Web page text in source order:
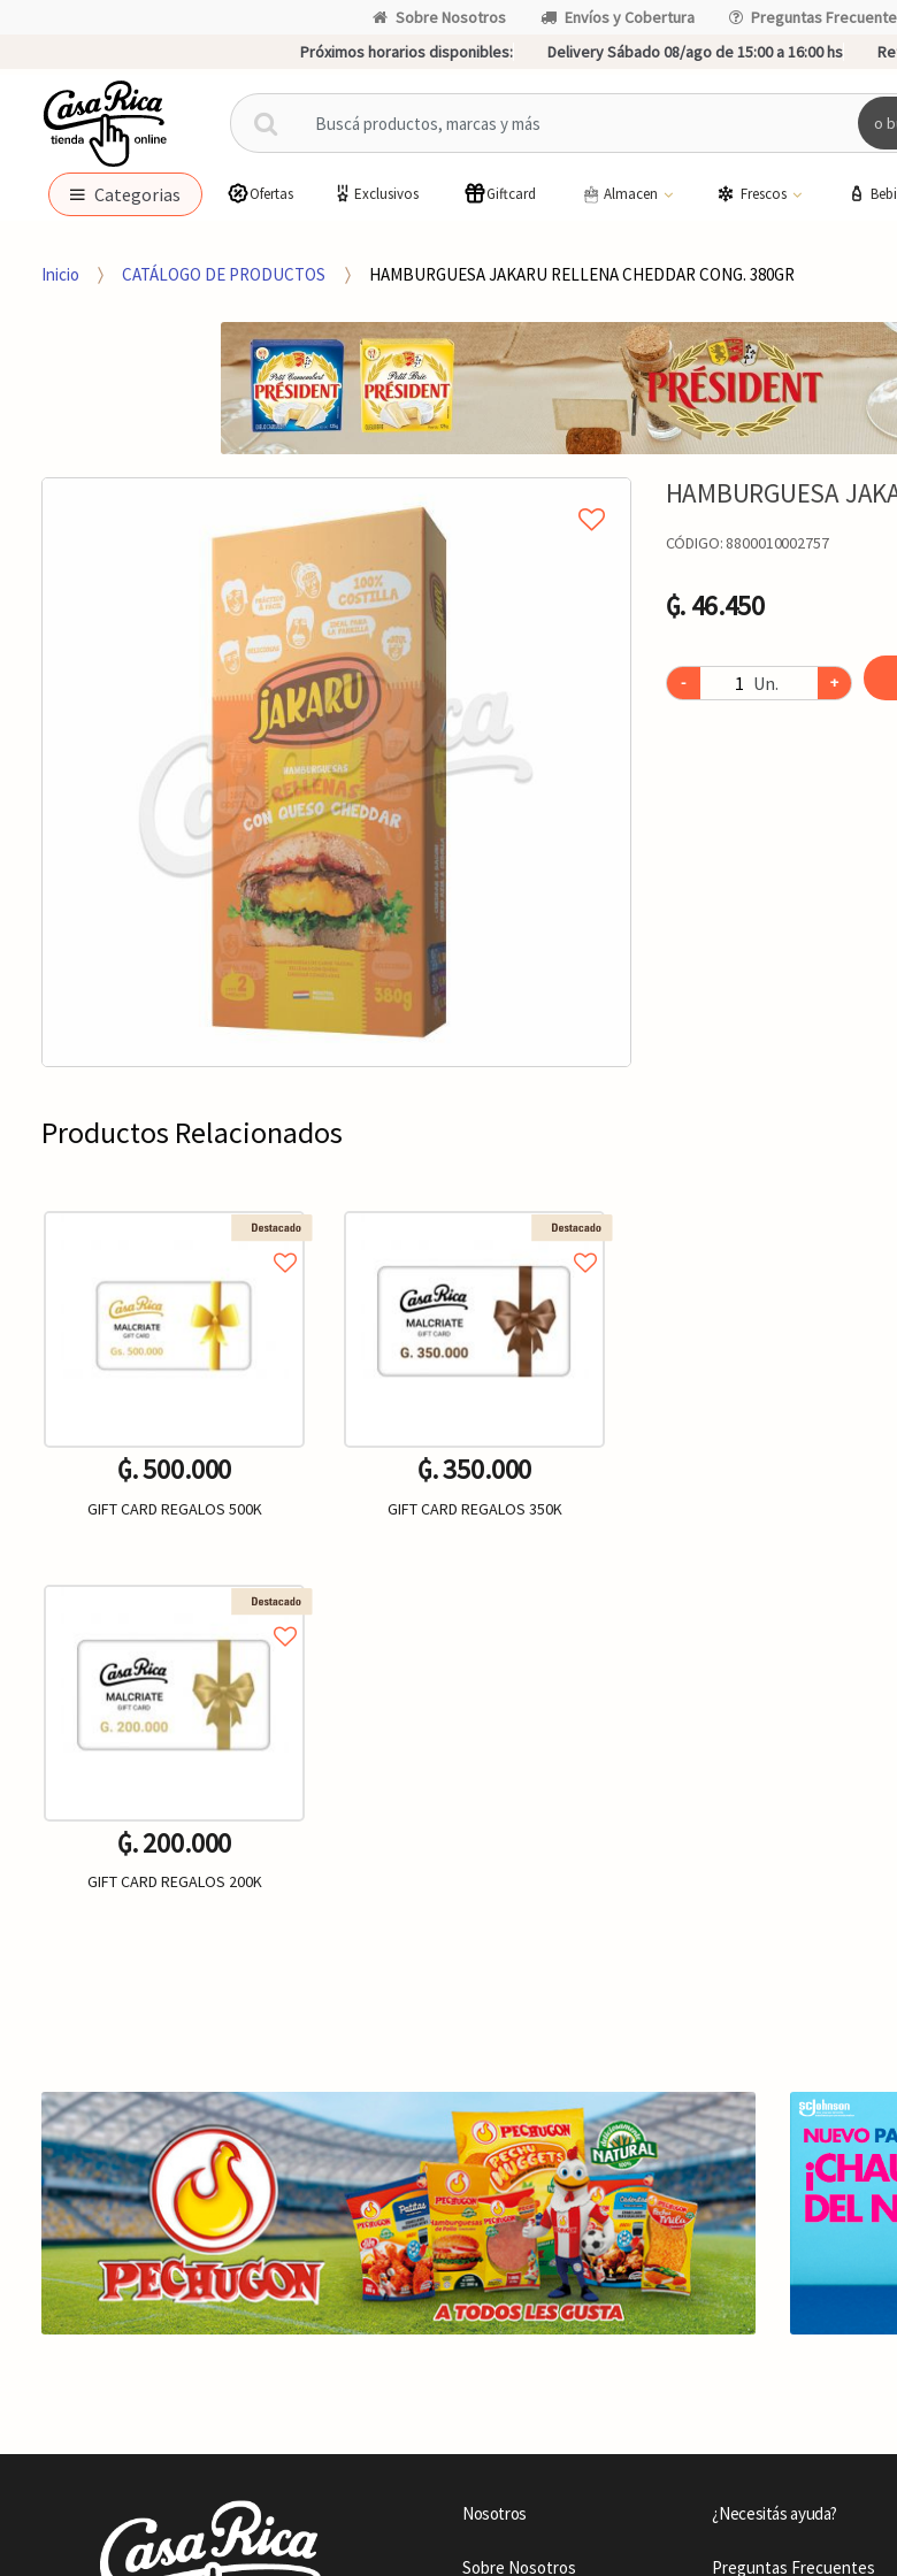
Sobre Nosotros Envíos y Cobertura Preguntas
Próximos horarios disponibles:
Delivery Sábado 08/ago de 15:00 a 16:00 hs
B
u
c
p
r
o
Categorias Ofertas Exclusivos Giftcard Almacen Frescos
Inicio CATÁLOGO DE PRODUCTOS HAMBURGUESA JAKARU RELLENA CHEDDAR CONG. 380GR
HAMBURGUESA
CÓDIGO: 8800010002757
₲. 46.450
- Un. +
Productos Relacionados
₲. 500.000
GIFT CARD REGALOS 500K
₲. 200.000
GIFT CARD REGALOS 200K
₲. 350.000
GIFT CARD REGALOS 350K
Nosotros
Sobre Nosotros
¿Necesitás ayuda?
Preguntas Frecuentes